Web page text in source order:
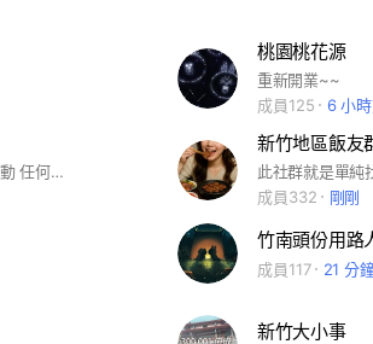
桃園桃花源
重新開業~~
成員125
6 小
#美食 #娛樂 #店家情報 #景點 #活動 任何內容都可以發佈 歡迎大家加入聊天 #竹北市#竹東鎮#新埔鎮#關西鎮#新豐鄉 #峨眉鄉#寶山鄉#五峰鄉#橫山鄉#北埔鄉 #尖石鄉#芎林鄉#湖口鄉
新竹地區飯
成員332
剛剛
竹南頭份用路
成員117 21 分
新竹大小事